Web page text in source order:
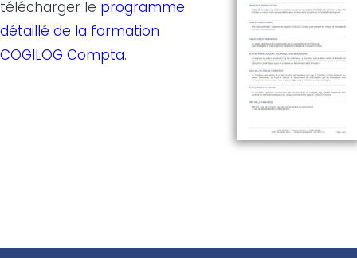
télécharger le programme
détaillé de la formation
COGILOG Compta.